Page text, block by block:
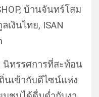
บ้านจันทร์โสม
เงินไทย, ISAN
นิทรรศการที่สะท้อน
เข้ากับดีไซน์แห่ง